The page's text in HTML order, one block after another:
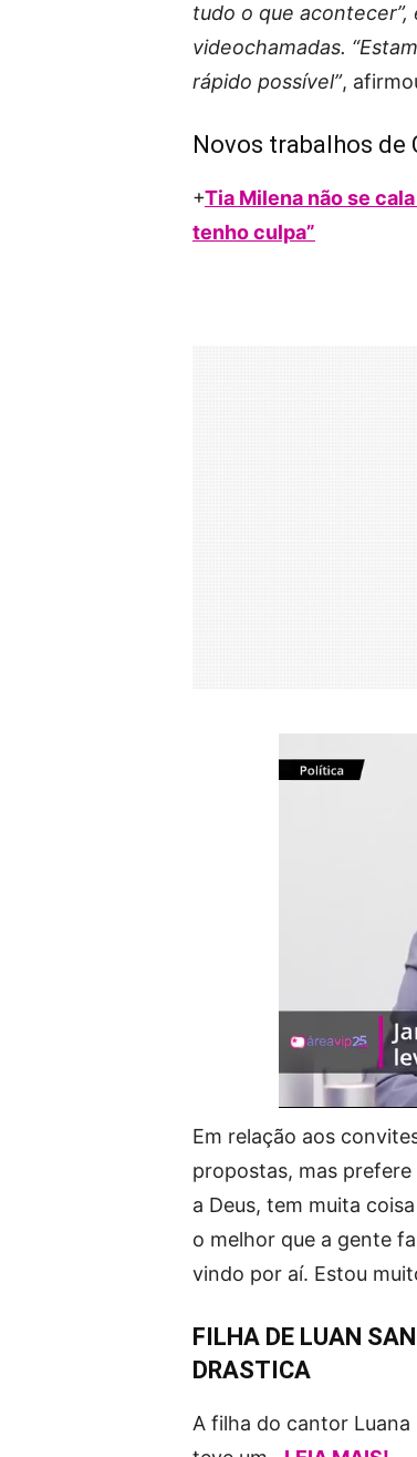
tudo o que
videochamadas.
rápido possível”,
Novos trabalhos de
+Tia Milena não se
tenho culpa”
Em relação aos
propostas, mas
a Deus, tem muita
o melhor que a gente
vindo por aí. Estou
FILHA DE LUAN
DRASTICA
A filha do cantor Luana